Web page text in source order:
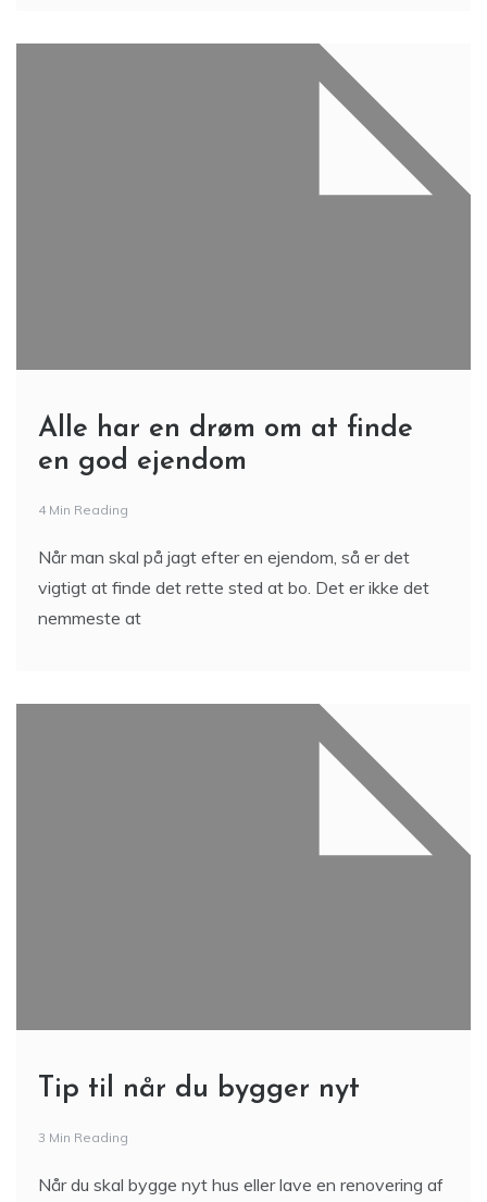
Alle har en drøm om at finde
en god ejendom
4 Min Reading
Når man skal på jagt efter en ejendom, så er det
vigtigt at finde det rette sted at bo. Det er ikke det
nemmeste at
Tip til når du bygger nyt
3 Min Reading
Når du skal bygge nyt hus eller lave en renovering af